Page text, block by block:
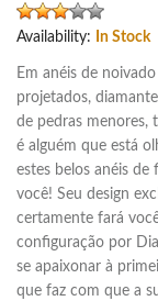
Availability: In Stock
Em anéis de
projetados,
de pedras menores,
é alguém que está
estes belos anéis de
você! Seu design
certamente fará
configuração por
se apaixonar à
que faz com que a